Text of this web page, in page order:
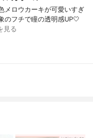
メロウカーキが可愛いすぎ
のフチで瞳の透明感UP🤍
見る